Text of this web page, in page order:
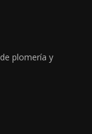
plomería y